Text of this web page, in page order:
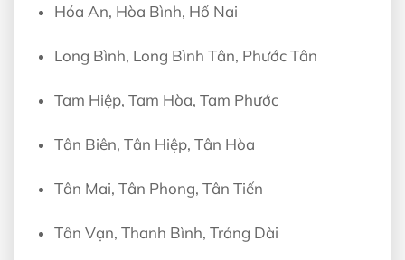
Hóa An, Hòa Bình, Hố Nai
Long Bình, Long Bình Tân, Phước Tân
Tam Hiệp, Tam Hòa, Tam Phước
Tân Biên, Tân Hiệp, Tân Hòa
Tân Mai, Tân Phong, Tân Tiến
Tân Vạn, Thanh Bình, Trảng Dài